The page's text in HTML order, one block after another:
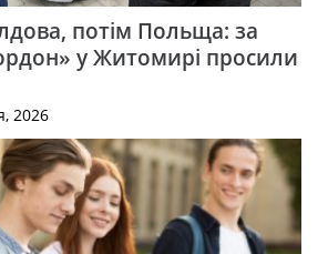
потім Польща: за
у Житомирі просили
2026